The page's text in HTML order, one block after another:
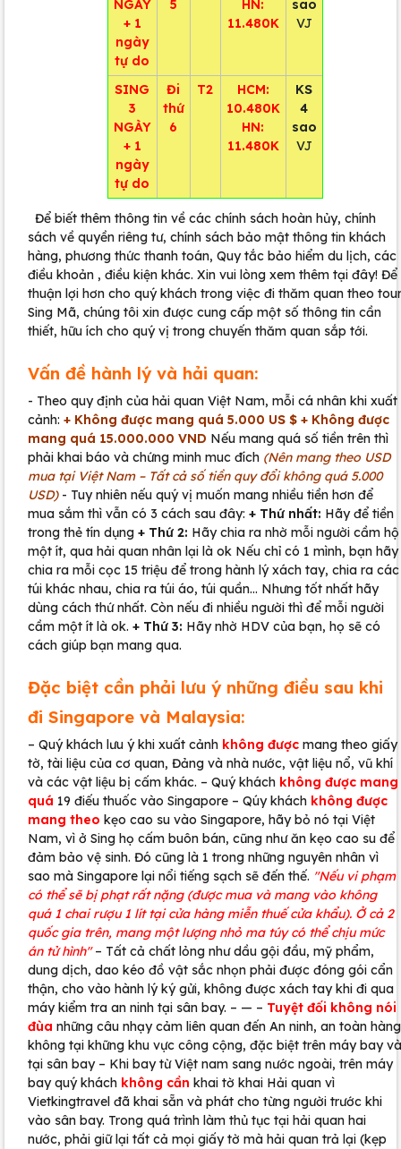
NGÀY
+ 1
ngày
tự do
5
HN:
11.480K
sao
VJ
SING
3
NGÀY
+ 1
ngày
tự do
Đi
thứ
6
T2
HCM:
10.480K
HN:
11.480K
KS
4
sao
VJ
Để biết thêm thông tin về các chính sách hoàn hủy, chính
sách về quyền riêng tư, chính sách bảo mật thông tin khách
hàng, phương thức thanh toán, Quy tắc bảo hiểm du lịch, các
điều khoản , điều kiện khác. Xin vui lòng xem thêm tại đây! Để
thuận lợi hơn cho quý khách trong việc đi thăm quan theo tour
Sing Mã, chúng tôi xin được cung cấp một số thông tin cần
thiết, hữu ích cho quý vị trong chuyến thăm quan sắp tới.
Vấn đề hành lý và hải quan:
- Theo quy định của hải quan Việt Nam, mỗi cá nhân khi xuất
cảnh: + Không được mang quá 5.000 US $ + Không được
mang quá 15.000.000 VND Nếu mang quá số tiền trên thì
phải khai báo và chứng minh muc đích (Nên mang theo USD
mua tại Việt Nam – Tất cả số tiền quy đổi không quá 5.000
USD)- Tuy nhiên nếu quý vị muốn mang nhiều tiền hơn để
mua sắm thì vẫn có 3 cách sau đây: + Thứ nhất: Hãy để tiền
trong thẻ tín dụng + Thứ 2: Hãy chia ra nhờ mỗi người cầm hộ
một ít, qua hải quan nhân lại là ok Nếu chỉ có 1 mình, bạn hãy
chia ra mỗi cọc 15 triệu để trong hành lý xách tay, chia ra các
túi khác nhau, chia ra túi áo, túi quần… Nhưng tốt nhất hãy
dùng cách thứ nhất. Còn nếu đi nhiều người thì để mỗi người
cầm một ít là ok. + Thứ 3: Hãy nhờ HDV của bạn, họ sẽ có
cách giúp bạn mang qua.
Đặc biệt cần phải lưu ý những điều sau khi
đi Singapore và Malaysia:
– Quý khách lưu ý khi xuất cảnh không được mang theo giấy
tờ, tài liệu của cơ quan, Đảng và nhà nước, vật liệu nổ, vũ khí
và các vật liệu bị cấm khác. – Quý khách không được mang
quá 19 điếu thuốc vào Singapore – Qúy khách không được
mang theo kẹo cao su vào Singapore, hãy bỏ nó tại Việt
Nam, vì ở Sing họ cấm buôn bán, cũng như ăn kẹo cao su để
đảm bảo vệ sinh. Đó cũng là 1 trong những nguyên nhân vì
sao mà Singapore lại nổi tiếng sạch sẽ đến thế. "Nếu vi phạm
có thể sẽ bị phạt rất nặng (được mua và mang vào không
quá 1 chai rượu 1 lít tại cửa hàng miễn thuế cửa khẩu). Ở cả 2
quốc gia trên, mang một lượng nhỏ ma túy có thể chịu mức
án tử hình"– Tất cả chất lỏng như dầu gội đầu, mỹ phẩm,
dung dịch, dao kéo đồ vật sắc nhọn phải được đóng gói cẩn
thận, cho vào hành lý ký gửi, không được xách tay khi đi qua
máy kiểm tra an ninh tại sân bay. – — – Tuyệt đối không nói
đùa những câu nhạy cảm liên quan đến An ninh, an toàn hàng
không tại khững khu vực công cộng, đặc biệt trên máy bay và
tại sân bay – Khi bay từ Việt nam sang nước ngoài, trên máy
bay quý khách không cần khai tờ khai Hải quan vì
Vietkingtravel đã khai sẵn và phát cho từng người trước khi
vào sân bay. Trong quá trình làm thủ tục tại hải quan hai
nước, phải giữ lại tất cả mọi giấy tờ mà hải quan trả lại (kẹp